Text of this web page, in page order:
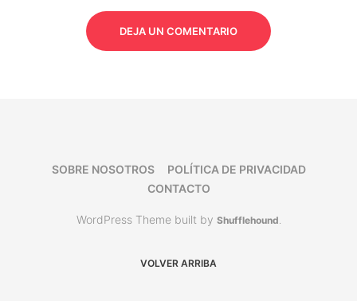
DEJA UN COMENTARIO
SOBRE NOSOTROS
POLÍTICA DE PRIVACIDAD
CONTACTO
WordPress Theme built by Shufflehound.
VOLVER ARRIBA